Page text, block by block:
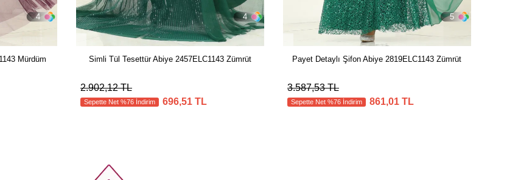
4
Mürdüm
4
Simli Tül Tesettür Abiye 2457ELC1143 Zümrüt
2.902,12 TL
Sepette Net %76 İndirim 696,51 TL
5
Payet Detaylı Şifon Abiye 2819ELC1143 Zümrüt
3.587,53 TL
Sepette Net %76 İndirim 861,01 TL